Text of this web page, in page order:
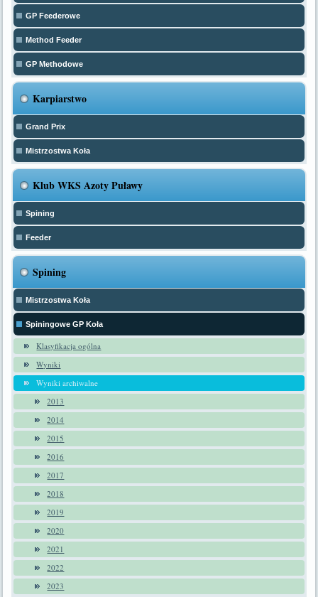
GP Feederowe
Method Feeder
GP Methodowe
Karpiarstwo
Grand Prix
Mistrzostwa Koła
Klub WKS Azoty Puławy
Spining
Feeder
Spining
Mistrzostwa Koła
Spiningowe GP Koła
Klasyfikacja ogólna
Wyniki
Wyniki archiwalne
2013
2014
2015
2016
2017
2018
2019
2020
2021
2022
2023